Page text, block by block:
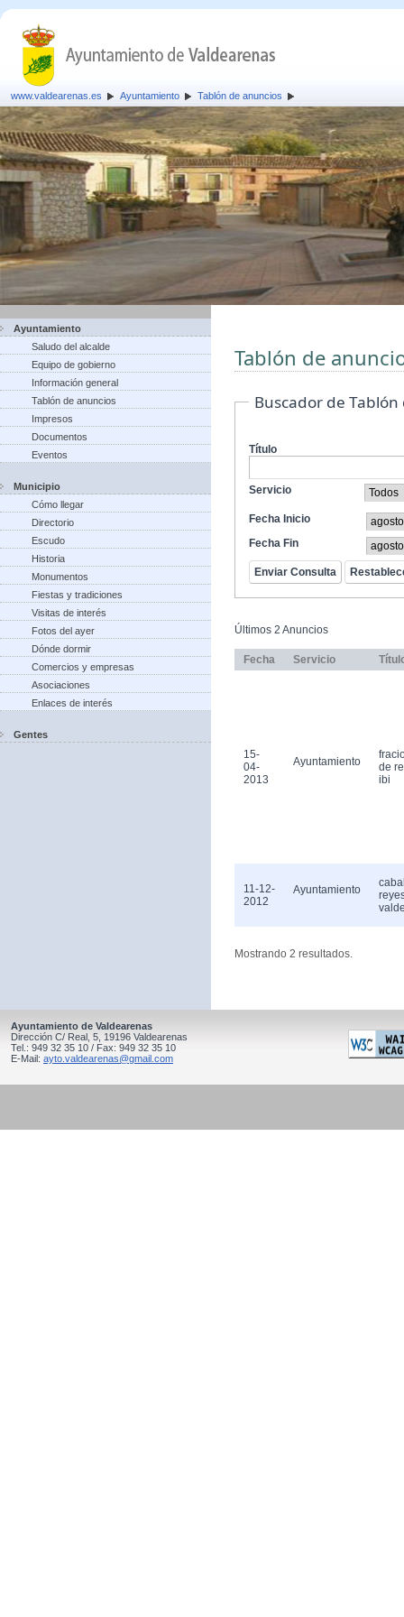
www.valdearenas.es Ayuntamiento Tablón de anuncios
Ayuntamiento
Saludo del alcalde
Equipo de gobierno
Información general
Tablón de anuncios
Impresos
Documentos
Eventos
Municipio
Cómo llegar
Directorio
Escudo
Historia
Monumentos
Fiestas y tradiciones
Visitas de interés
Fotos del ayer
Dónde dormir
Comercios y empresas
Asociaciones
Enlaces de interés
Gentes
Tablón de
Buscador de
Título
Servicio
Fecha Inicio
Fecha Fin
Últimos 2 Anuncios
Fecha Servicio
15-
04-
2013
Ayuntamiento
de
ibi
11-12-
2012
Ayuntamiento
Mostrando 2 resultados.
Ayuntamiento de Valdearenas
Dirección C/ Real, 5, 19196 Valdearenas
Tel.: 949 32 35 10 / Fax: 949 32 35 10
E-Mail: ayto.valdearenas@gmail.com